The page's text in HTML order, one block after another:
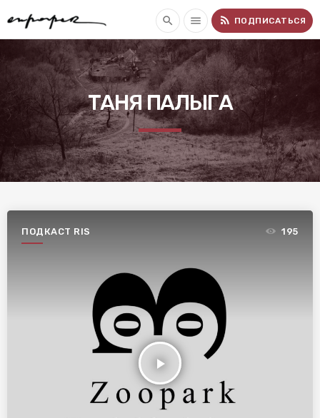
search menu rss_feed ПОДПИСАТЬСЯ
ТАНЯ ПАЛЫГА
ПОДКАСТ RIS
play_arrow
195